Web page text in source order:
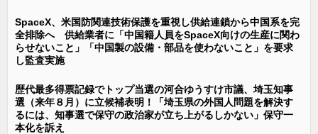
SpaceX、米国防関連技術保護を重視し供給連鎖から中国系を完
全排除へ 供給業者に「中国籍人員をSpaceX向けの生産に関わ
らせないこと」「中国製の設備・部品を使わないこと」を要求
し監査実施
歴代最多得票記録でトップ当選の河合ゆうすけ市議、埼玉知事
選（来年８月）に立候補表明！「埼玉県の外国人問題を解決す
るには、知事選で保守の政治家が立ち上がるしかない」保守一
本化を訴え